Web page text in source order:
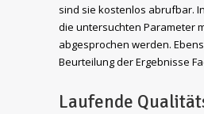
sind sie kostenlos abrufbar.
die untersuchten Parameter
abgesprochen werden.
Beurteilung der Ergebnisse
Laufende